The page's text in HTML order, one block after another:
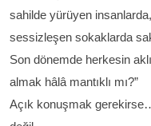
sahilde yürüyen
sessizleşen sokaklarda
Son dönemde herkesin
almak hâlâ mantıklı mı?”
Açık konuşmak